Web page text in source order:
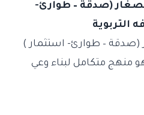
(صدقة – طوارئ-
التربوية
(صدقة – طوارئ- استثمار )
منهج متكامل لبناء وعي